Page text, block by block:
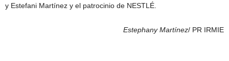
y Estefani Martínez y el patrocinio de NESTLÉ.
Estephany Martínez/ PR IRMIE